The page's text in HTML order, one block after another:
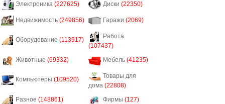
Электроника (227625) Диски (22350)
Недвижимость (249856) Гаражи (2069)
Оборудование (113917)
Работа
(107437)
Животные (69332) Мебель (41235)
Компьютеры (109520)
Товары для
дома (22808)
Разное (148861) Фирмы (127)